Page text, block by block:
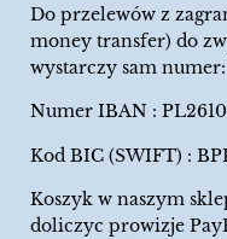
Do przelewów z
money transfer) do
wystarczy sam numer:
Numer IBAN :
Kod BIC (SWIFT) :
Koszyk w naszym
doliczyc prowizje